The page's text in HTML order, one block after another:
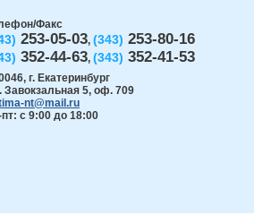
Факс
253-05-03, (343) 253-80-16
352-44-63, (343) 352-41-53
, г. Екатеринбург
Завокзальная 5, оф. 709
nt@mail.ru
с 9:00 до 18:00